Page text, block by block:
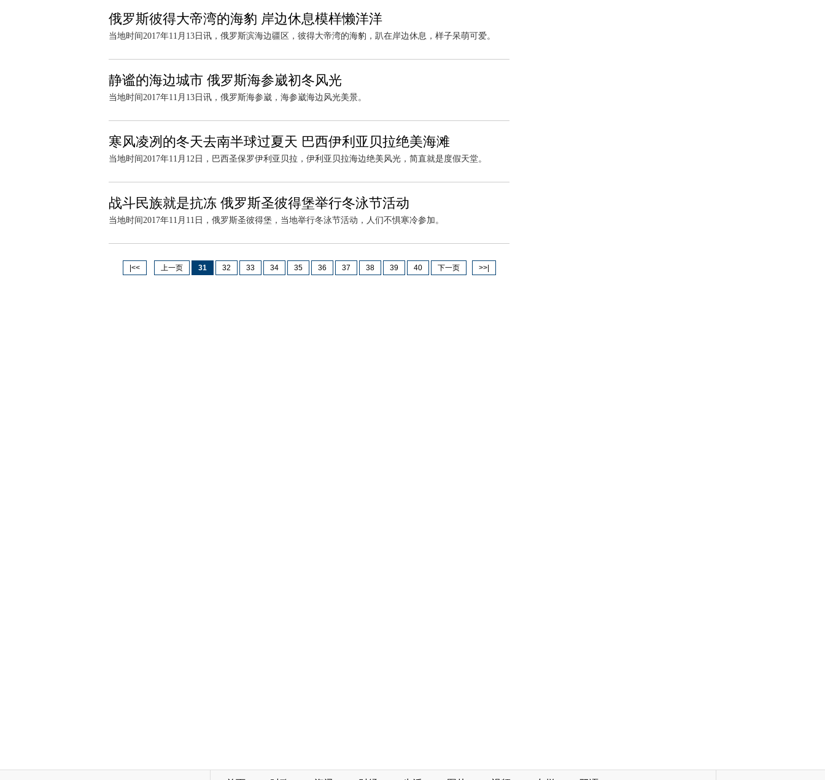
俄罗斯彼得大帝湾的海豹 岸边休息模样懒洋洋
当地时间2017年11月13日讯，俄罗斯滨海边疆区，彼得大帝湾的海豹，趴在岸边休息，样子呆萌可爱。
静谧的海边城市 俄罗斯海参崴初冬风光
当地时间2017年11月13日讯，俄罗斯海参崴，海参崴海边风光美景。
寒风凌冽的冬天去南半球过夏天 巴西伊利亚贝拉绝美海滩
当地时间2017年11月12日，巴西圣保罗伊利亚贝拉，伊利亚贝拉海边绝美风光，简直就是度假天堂。
战斗民族就是抗冻 俄罗斯圣彼得堡举行冬泳节活动
当地时间2017年11月11日，俄罗斯圣彼得堡，当地举行冬泳节活动，人们不惧寒冷参加。
|<< 上一页 31 32 33 34 35 36 37 38 39 40 下一页 >>|